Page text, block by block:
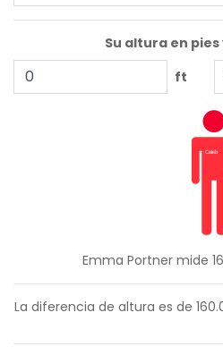
Su altura en
ft
Emma Portner mide
La diferencia de altura es de